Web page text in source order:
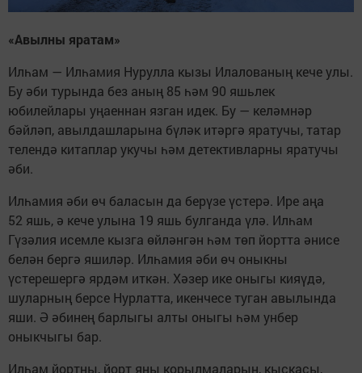
«Авылны яратам»
Илһам — Илһамия Нурулла кызы Илалованың кече улы.
Бу әби турында без аның 85 һәм 90 яшьлек
юбилейлары уңаеннан язган идек. Бу — келәмнәр
бәйләп, авылдашларына бүләк итәргә яратучы, татар
телендә китаплар укучы һәм детективларны яратучы
әби.
Илһамия әби өч баласын да берүзе үстерә. Ире аңа
52 яшь, ә кече улына 19 яшь булганда үлә. Илһам
Гүзәлия исемле кызга өйләнгән һәм төп йортта әнисе
белән бергә яшиләр. Илһамия әби өч оныкны
үстерешергә ярдәм иткән. Хәзер ике оныгы кияүдә,
шуларның берсе Нурлатта, икенчесе туган авылында
яши. Ә әбинең барлыгы алты оныгы һәм унбер
оныкчыгы бар.
Илһам йортны, йорт яны корылмаларын, кыскасы,